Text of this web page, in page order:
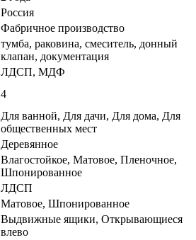
Россия
Фабричное производство
тумба, раковина, смеситель, донный
клапан, документация
ЛДСП, МДФ
4
Для ванной, Для дачи, Для дома, Для
общественных мест
Деревянное
Влагостойкое, Матовое, Пленочное,
Шпонированное
ЛДСП
Матовое, Шпонированное
Выдвижные ящики, Открывающиеся
влево